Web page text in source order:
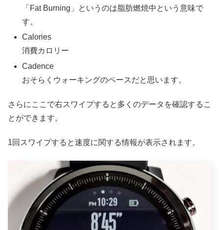
「Fat Burning」というのは脂肪燃焼中という意味で
す。
Calories
消費カロリー
Cadence
おそらくウォーキングのペースだと思います。
さらにここで右スワイプすると多くのデータを確認するこ
とができます。
1回スワイプすると速度に関する情報が表示されます。